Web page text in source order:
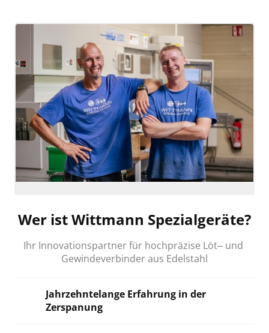
Wer ist Wittmann Spezialgeräte?
Ihr Innovationspartner für hochpräzise Löt‒
Gewindeverbinder aus Edelstahl
Jahrzehntelange Erfahrung in der
Zerspanung